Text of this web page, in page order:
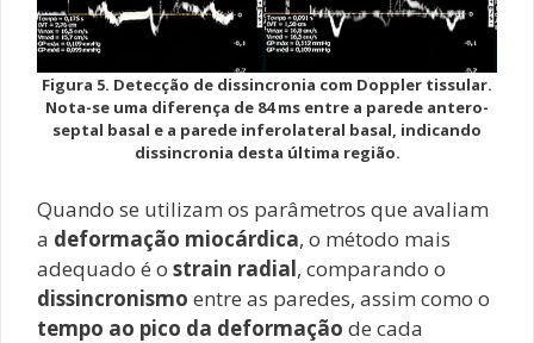
Figura 5. Detecção de dissincronia com Doppler tissular.
Nota-se uma diferença de 84 ms entre a parede antero-
septal basal e a parede inferolateral basal, indicando
dissincronia desta última região.
Quando se utilizam os parâmetros que avaliam
a deformação miocárdica, o método mais
adequado é o strain radial, comparando o
dissincronismo entre as paredes, assim como o
tempo ao pico da deformação de cada